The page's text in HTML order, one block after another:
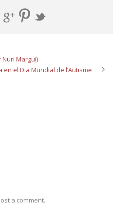
Nuri Marguí)
en el Dia Mundial de l’Autisme
a comment.